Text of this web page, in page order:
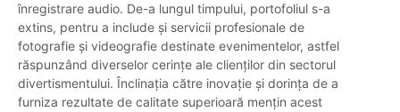
înregistrare audio. De-a lungul timpului, portofoliul s-a
extins, pentru a include și servicii profesionale de
fotografie și videografie destinate evenimentelor, astfel
răspunzând diverselor cerințe ale clienților din sectorul
divertismentului. Înclinația către inovație și dorința de a
furniza rezultate de calitate superioară mențin acest